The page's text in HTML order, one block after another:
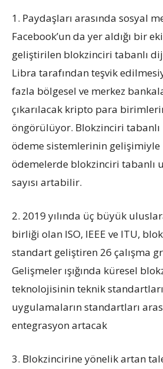
1. Paydaşları arasında sosyal
Facebook’un da yer aldığı bir
geliştirilen blokzinciri tabanlı
Libra tarafından teşvik
fazla bölgesel ve merkez
çıkarılacak kripto para
öngörülüyor. Blokzinciri tabanlı
ödeme sistemlerinin
ödemelerde blokzinciri tabanlı
sayısı artabilir.
2. 2019 yılında üç büyük
birliği olan ISO, IEEE ve ITU,
standart geliştiren 26 çalışma
Gelişmeler ışığında küresel
teknolojisinin teknik
uygulamaların standartları
entegrasyon artacak
3. Blokzincirine yönelik artan